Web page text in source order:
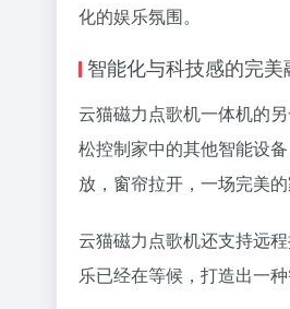
化的娱乐氛围。
智能化与科技感的完美
云猫磁力点歌机一体机的
松控制家中的其他智能设
放，窗帘拉开，一场完美的
云猫磁力点歌机还支持远
乐已经在等候，打造出一